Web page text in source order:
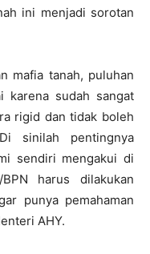
ini menjadi sorotan
mafia tanah, puluhan
karena sudah sangat
rigid dan tidak boleh
sinilah pentingnya
sendiri mengakui di
harus dilakukan
punya pemahaman
AHY.